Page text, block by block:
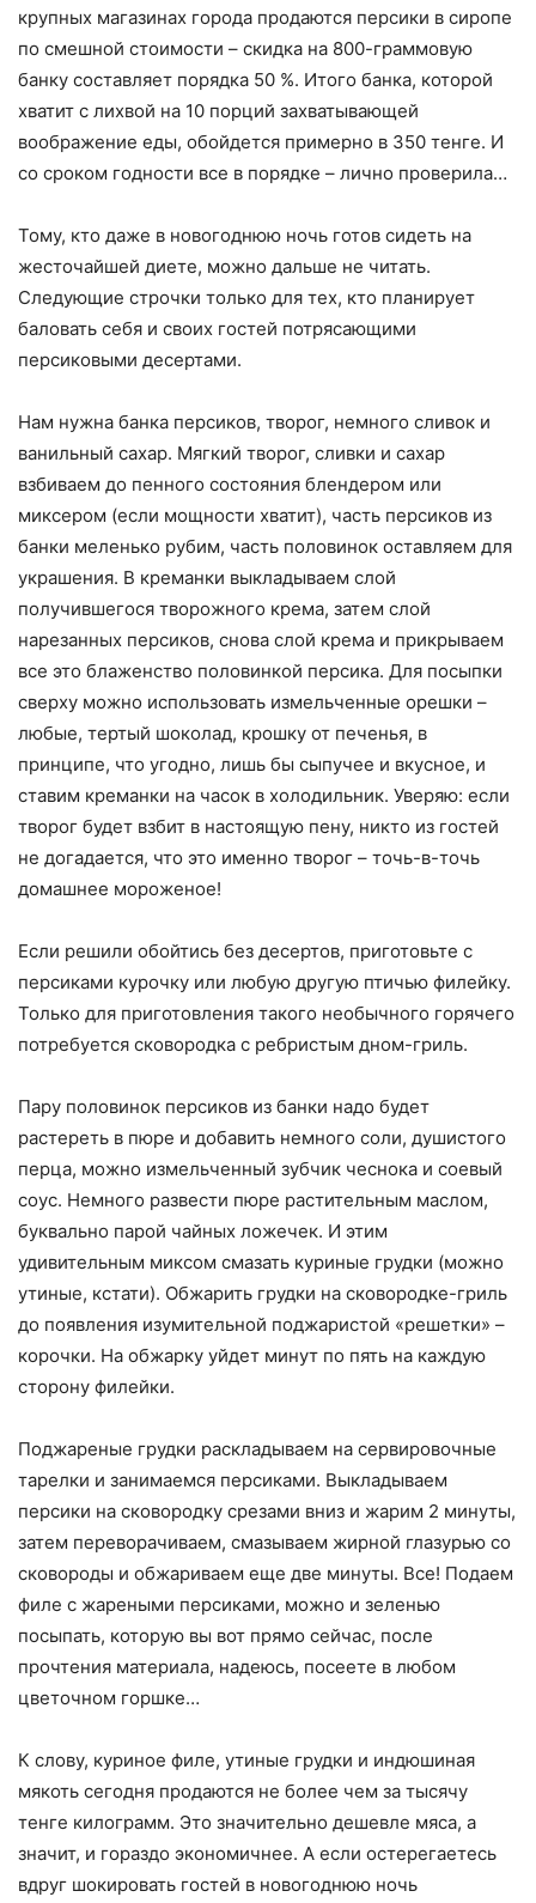
крупных магазинах города продаются персики в сиропе
по смешной стоимости – скидка на 800-граммовую
банку составляет порядка 50 %. Итого банка, которой
хватит с лихвой на 10 порций захватывающей
воображение еды, обойдется примерно в 350 тенге. И
со сроком годности все в порядке – лично проверила…
Тому, кто даже в новогоднюю ночь готов сидеть на
жесточайшей диете, можно дальше не читать.
Следующие строчки только для тех, кто планирует
баловать себя и своих гостей потрясающими
персиковыми десертами.
Нам нужна банка персиков, творог, немного сливок и
ванильный сахар. Мягкий творог, сливки и сахар
взбиваем до пенного состояния блендером или
миксером (если мощности хватит), часть персиков из
банки меленько рубим, часть половинок оставляем для
украшения. В креманки выкладываем слой
получившегося творожного крема, затем слой
нарезанных персиков, снова слой крема и прикрываем
все это блаженство половинкой персика. Для посыпки
сверху можно использовать измельченные орешки –
любые, тертый шоколад, крошку от печенья, в
принципе, что угодно, лишь бы сыпучее и вкусное, и
ставим креманки на часок в холодильник. Уверяю: если
творог будет взбит в настоящую пену, никто из гостей
не догадается, что это именно творог – точь-в-точь
домашнее мороженое!
Если решили обойтись без десертов, приготовьте с
персиками курочку или любую другую птичью филейку.
Только для приготовления такого необычного горячего
потребуется сковородка с ребристым дном-гриль.
Пару половинок персиков из банки надо будет
растереть в пюре и добавить немного соли, душистого
перца, можно измельченный зубчик чеснока и соевый
соус. Немного развести пюре растительным маслом,
буквально парой чайных ложечек. И этим
удивительным миксом смазать куриные грудки (можно
утиные, кстати). Обжарить грудки на сковородке-гриль
до появления изумительной поджаристой «решетки» –
корочки. На обжарку уйдет минут по пять на каждую
сторону филейки.
Поджареные грудки раскладываем на сервировочные
тарелки и занимаемся персиками. Выкладываем
персики на сковородку срезами вниз и жарим 2 минуты,
затем переворачиваем, смазываем жирной глазурью со
сковороды и обжариваем еще две минуты. Все! Подаем
филе с жареными персиками, можно и зеленью
посыпать, которую вы вот прямо сейчас, после
прочтения материала, надеюсь, посеете в любом
цветочном горшке…
К слову, куриное филе, утиные грудки и индюшиная
мякоть сегодня продаются не более чем за тысячу
тенге килограмм. Это значительно дешевле мяса, а
значит, и гораздо экономичнее. А если остерегаетесь
вдруг шокировать гостей в новогоднюю ночь